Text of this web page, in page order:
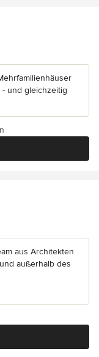
- und gleichzeitig
aus Architekten
außerhalb des